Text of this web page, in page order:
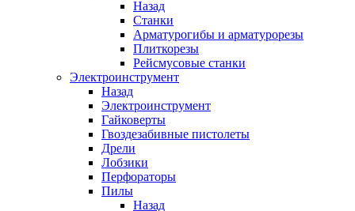
Назад
Станки
Арматурогибы и арматурорезы
Плиткорезы
Рейсмусовые станки
Электроинструмент
Назад
Электроинструмент
Гайковерты
Гвоздезабивные пистолеты
Дрели
Лобзики
Перфораторы
Пилы
Назад